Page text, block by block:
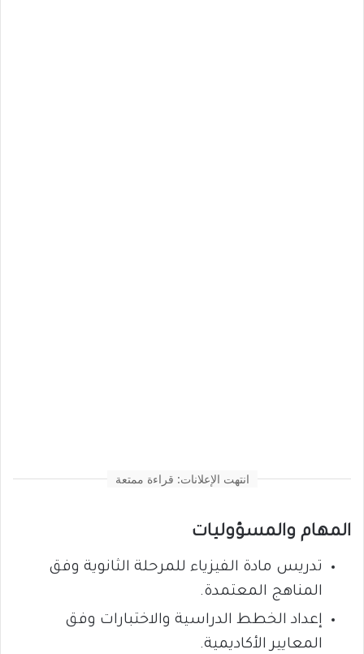
انتهت الإعلانات: قراءة ممتعة
المهام والمسؤوليات
تدريس مادة الفيزياء للمرحلة الثانوية وفق
المناهج المعتمدة.
إعداد الخطط الدراسية والاختبارات وفق
المعايير الأكاديمية.